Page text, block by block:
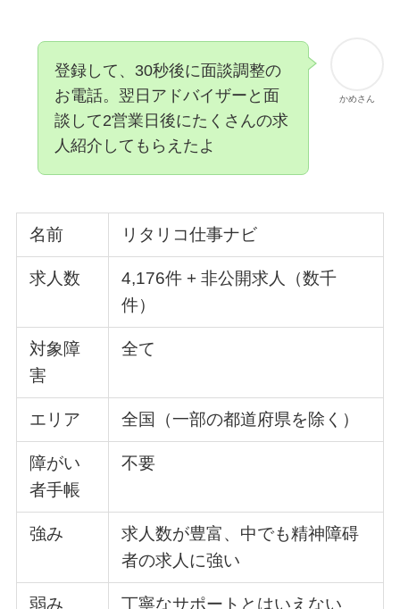
かめさん
登録して、30秒後に面談調整の
お電話。翌日アドバイザーと面
談して2営業日後にたくさんの求
人紹介してもらえたよ
名前 リタリコ仕事ナビ
求人数
4,176件 + 非公開求人（数千
件）
対象障
害
全て
エリア 全国（一部の都道府県を除く）
障がい
者手帳
不要
強み
求人数が豊富、中でも精神障碍
者の求人に強い
弱み 丁寧なサポートとはいえない